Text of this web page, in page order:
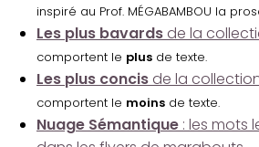
inspiré au Prof. MÉGABAMBOU la
Les plus bavards de la
comportent le plus de texte.
Les plus concis de la
comportent le moins de texte.
Nuage Sémantique : les mots